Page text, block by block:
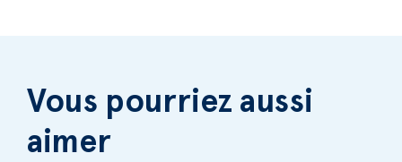
Vous pourriez aussi
aimer